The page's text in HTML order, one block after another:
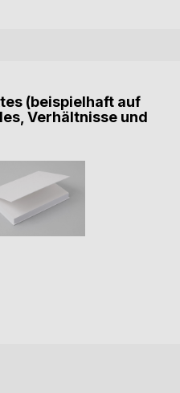
(beispielhaft auf
Verhältnisse und